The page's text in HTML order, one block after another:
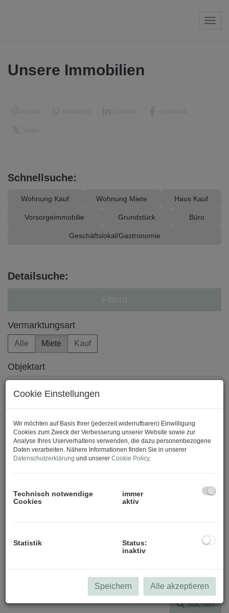
Unsere Immobilien
Schnellsuche:
Wohnung Kauf Wohnung Miete Haus Kauf
Vorsorgeimmobilie Grundstück Büro
Geschäftslokal/Gastronomie
Detailsuche:
Vermarktungsart
Alle Miete Kauf
Objektart
Region
Preis
Zimmer
Wohnfläche (von/bis)
Suchen
Cookie Einstellungen
Wir möchten auf Basis Ihrer (jederzeit widerrufbaren) Einwilligung
Cookies zum Zweck der Verbesserung unserer Website sowie zur
Analyse Ihres Userverhaltens verwenden, die dazu personenbezogene
Daten verarbeiten. Nähere Informationen finden Sie in unserer
Datenschutzerklärung und unserer Cookie Policy.
Technisch notwendige
Cookies
immer
aktiv
Statistik
Status:
inaktiv
Speichern Alle akzeptieren